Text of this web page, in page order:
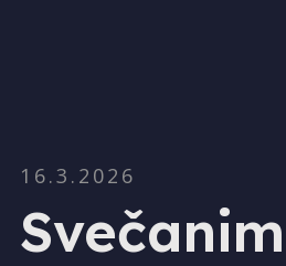
16.3.2026
Svečanim